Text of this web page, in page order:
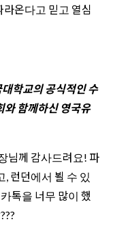
라온다고 믿고 열심
학교의 공식적인 수
와 함께하신 영국유
님께 감사드려요! 파
런던에서 뵐 수 있
톡을 너무 많이 했